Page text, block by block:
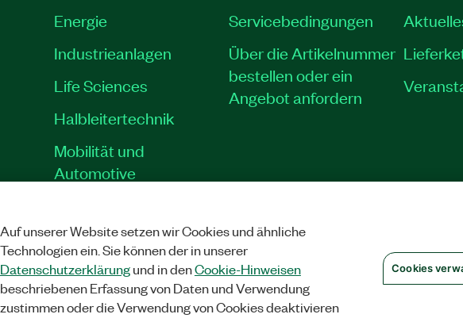
Energie
Industrieanlagen
Life Sciences
Halbleitertechnik
Mobilität und
Automotive
Servicebedingungen
Über die Artikelnummer
bestellen oder ein
Angebot anfordern
Auf unserer Website setzen wir Cookies und ähnliche
Technologien ein. Sie können der in unserer
Datenschutzerklärungund in denCookie-Hinweisen
beschriebenen Erfassung von Daten und Verwendung
zustimmen oder die Verwendung von Cookies deaktivieren
Cookies